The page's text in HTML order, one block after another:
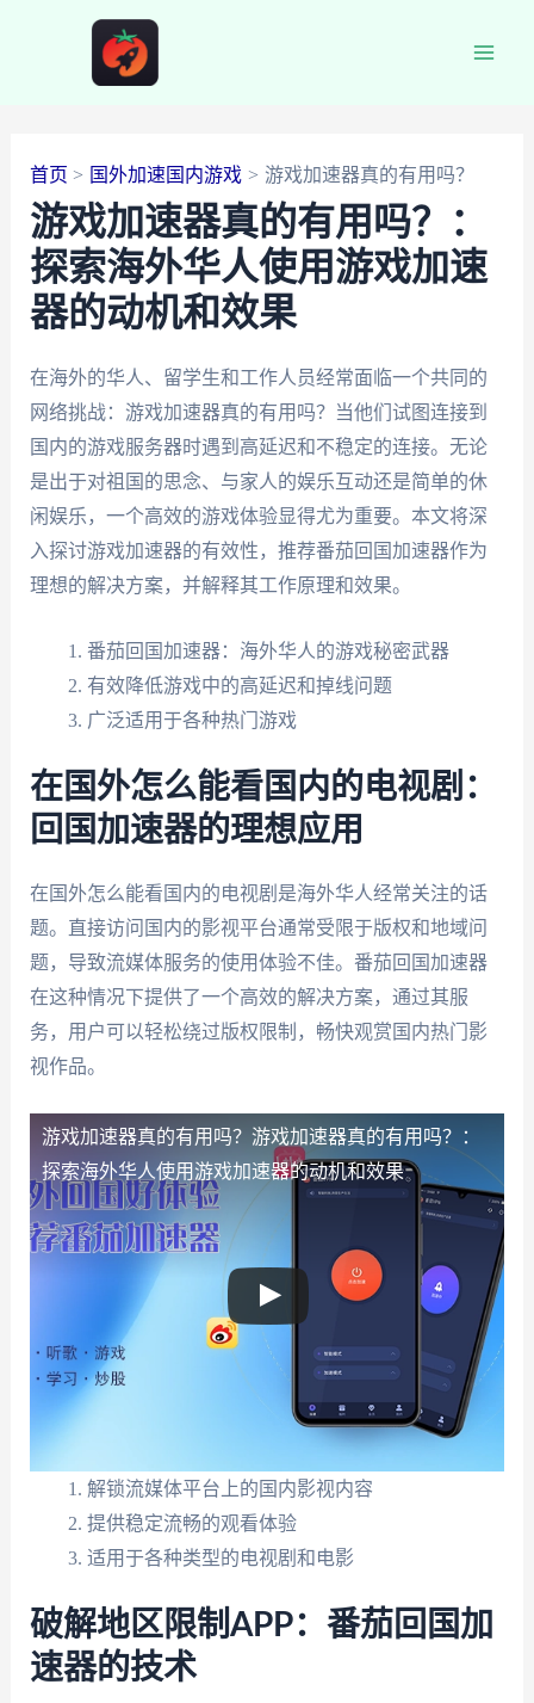
首页 国外加速国内游戏 游戏加速器真的有用吗？
游戏加速器真的有用吗？：
探索海外华人使用游戏加速
器的动机和效果
在海外的华人、留学生和工作人员经常面临一个共同的
网络挑战：游戏加速器真的有用吗？当他们试图连接到
国内的游戏服务器时遇到高延迟和不稳定的连接。无论
是出于对祖国的思念、与家人的娱乐互动还是简单的休
闲娱乐，一个高效的游戏体验显得尤为重要。本文将深
入探讨游戏加速器的有效性，推荐番茄回国加速器作为
理想的解决方案，并解释其工作原理和效果。
番茄回国加速器：海外华人的游戏秘密武器
有效降低游戏中的高延迟和掉线问题
广泛适用于各种热门游戏
在国外怎么能看国内的电视剧：
回国加速器的理想应用
在国外怎么能看国内的电视剧是海外华人经常关注的话
题。直接访问国内的影视平台通常受限于版权和地域问
题，导致流媒体服务的使用体验不佳。番茄回国加速器
在这种情况下提供了一个高效的解决方案，通过其服
务，用户可以轻松绕过版权限制，畅快观赏国内热门影
视作品。
游戏加速器真的有用吗？ 游戏加速器真的有用吗？：
探索海外华人使用游戏加速器的动机和效果
解锁流媒体平台上的国内影视内容
提供稳定流畅的观看体验
适用于各种类型的电视剧和电影
破解地区限制APP：番茄回国加
速器的技术